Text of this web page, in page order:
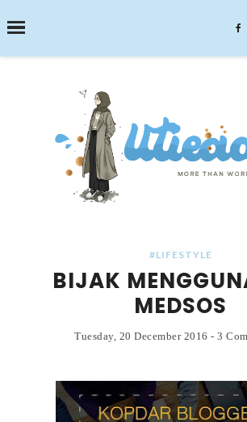
SEARCH THIS
#LIFESTYLE
BIJAK
MEDSOS
Tuesday, 20 December 2016-3